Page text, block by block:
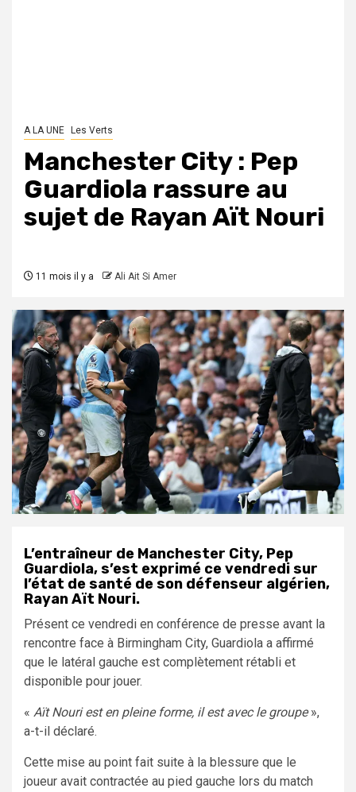
A LA UNE Les Verts
Manchester City : Pep
Guardiola rassure au
sujet de Rayan Aït Nouri
11 mois il y a Ali Ait Si Amer
L’entraîneur de Manchester City, Pep
Guardiola, s’est exprimé ce vendredi sur
l’état de santé de son défenseur algérien,
Rayan Aït Nouri.
Présent ce vendredi en conférence de presse avant la
rencontre face à Birmingham City, Guardiola a affirmé
que le latéral gauche est complètement rétabli et
disponible pour jouer.
« Aït Nouri est en pleine forme, il est avec le groupe»,
a-t-il déclaré.
Cette mise au point fait suite à la blessure que le
joueur avait contractée au pied gauche lors du match